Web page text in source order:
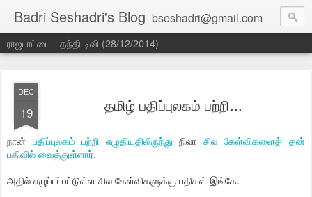
Badri Seshadri's Blog bseshadri@gmail.com
ராஜபாட்டை - தந்தி டிவி (28/12/2014)
DEC
19 தமிழ் பதிப்புலகம் பற்றி...
நான் பதிப்புலகம் பற்றி எழுதியதிலிருந்து நிலா சில கேள்விகளைத் தன்
பதிவில் வைத்துள்ளார்.
அதில் எழுப்பப்பட்டுள்ள சில கேள்விகளுக்கு பதிகள் இங்கே.